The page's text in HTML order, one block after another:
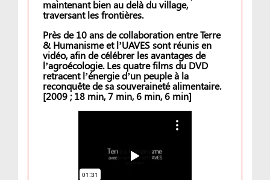
maintenant bien au delà du village,
traversant les frontières.
Près de 10 ans de collaboration entre Terre
& Humanisme et l’UAVES sont réunis en
vidéo, afin de célébrer les avantages de
l’agroécologie. Les quatre films du DVD
retracent l’énergie d’un peuple à la
reconquête de sa souveraineté alimentaire.
[2009 ; 18 min, 7 min, 6 min, 6 min]